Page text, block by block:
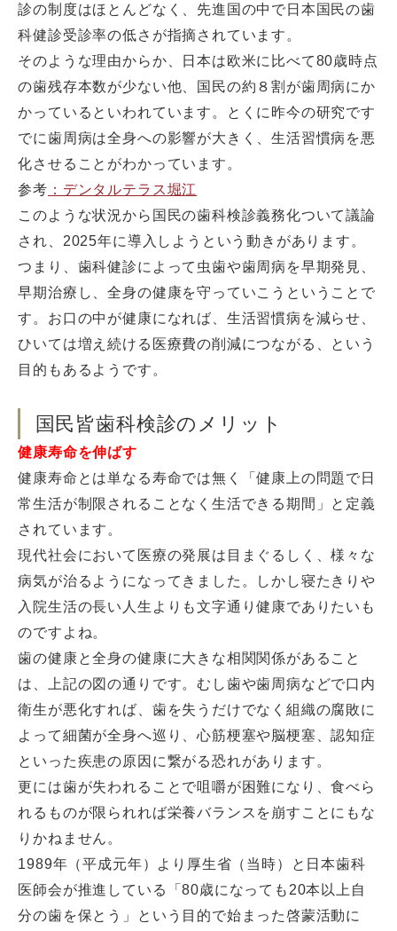
診の制度はほとんどなく、先進国の中で日本国民の歯
科健診受診率の低さが指摘されています。
そのような理由からか、日本は欧米に比べて80歳時点
の歯残存本数が少ない他、国民の約８割が歯周病にか
かっているといわれています。とくに昨今の研究です
でに歯周病は全身への影響が大きく、生活習慣病を悪
化させることがわかっています。
参考 ：デンタルテラス堀江
このような状況から国民の歯科検診義務化ついて議論
され、2025年に導入しようという動きがあります。
つまり、歯科健診によって虫歯や歯周病を早期発見、
早期治療し、全身の健康を守っていこうということで
す。お口の中が健康になれば、生活習慣病を減らせ、
ひいては増え続ける医療費の削減につながる、という
目的もあるようです。
国民皆歯科検診のメリット
健康寿命を伸ばす
健康寿命とは単なる寿命では無く「健康上の問題で日
常生活が制限されることなく生活できる期間」と定義
されています。
現代社会において医療の発展は目まぐるしく、様々な
病気が治るようになってきました。しかし寝たきりや
入院生活の長い人生よりも文字通り健康でありたいも
のですよね。
歯の健康と全身の健康に大きな相関関係があること
は、上記の図の通りです。むし歯や歯周病などで口内
衛生が悪化すれば、歯を失うだけでなく組織の腐敗に
よって細菌が全身へ巡り、心筋梗塞や脳梗塞、認知症
といった疾患の原因に繋がる恐れがあります。
更には歯が失われることで咀嚼が困難になり、食べら
れるものが限られれば栄養バランスを崩すことにもな
りかねません。
1989年（平成元年）より厚生省（当時）と日本歯科
医師会が推進している「80歳になっても20本以上自
分の歯を保とう」という目的で始まった啓蒙活動に